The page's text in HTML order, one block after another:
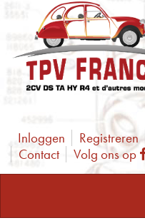
Inloggen Registreren
Contact
Volg ons op